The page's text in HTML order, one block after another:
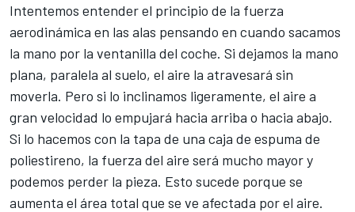
Intentemos entender el principio de la fuerza
aerodinámica en las alas pensando en cuando sacamos
la mano por la ventanilla del coche. Si dejamos la mano
plana, paralela al suelo, el aire la atravesará sin
moverla. Pero si lo inclinamos ligeramente, el aire a
gran velocidad lo empujará hacia arriba o hacia abajo.
Si lo hacemos con la tapa de una caja de espuma de
poliestireno, la fuerza del aire será mucho mayor y
podemos perder la pieza. Esto sucede porque se
aumenta el área total que se ve afectada por el aire.